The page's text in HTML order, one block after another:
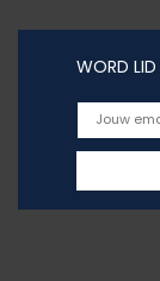
WORD LID